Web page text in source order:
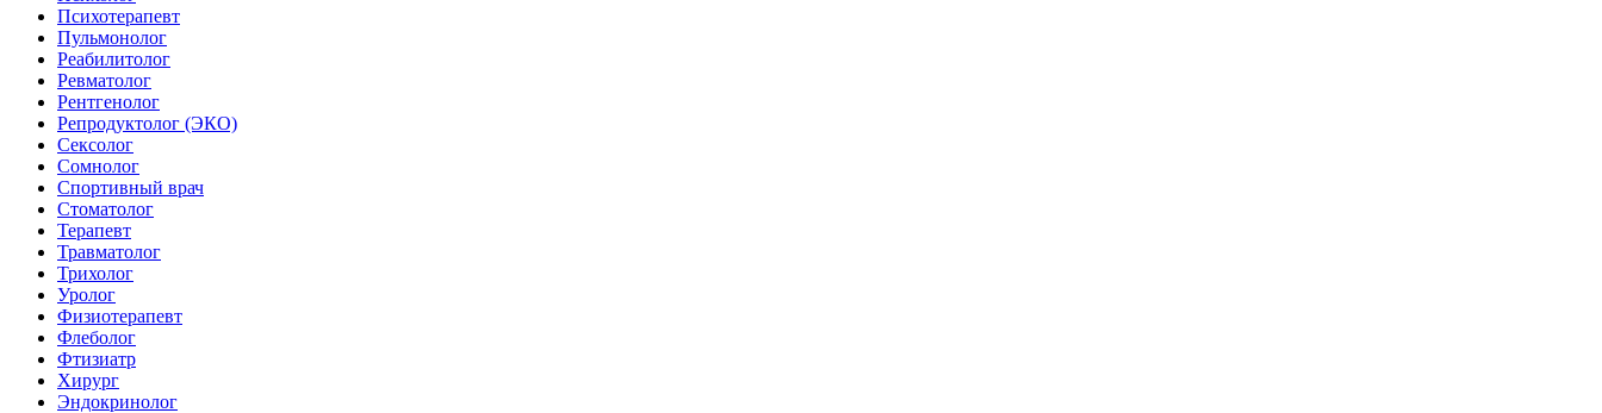
Психотерапевт
Пульмонолог
Реабилитолог
Ревматолог
Рентгенолог
Репродуктолог (ЭКО)
Сексолог
Сомнолог
Спортивный врач
Стоматолог
Терапевт
Травматолог
Трихолог
Уролог
Физиотерапевт
Флеболог
Фтизиатр
Хирург
Эндокринолог